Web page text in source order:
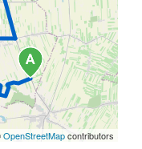
OpenStreetMapcontributors